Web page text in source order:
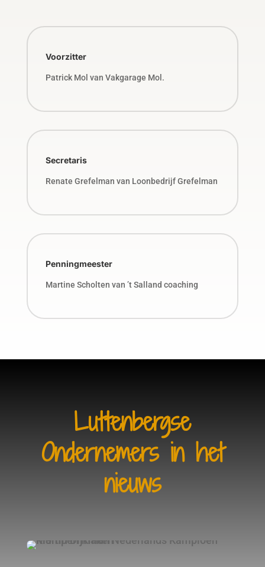
Voorzitter
Patrick Mol van Vakgarage Mol.
Secretaris
Renate Grefelman van Loonbedrijf Grefelman
Penningmeester
Martine Scholten van ’t Salland coaching
Luttenbergse
Ondernemers in het
nieuws